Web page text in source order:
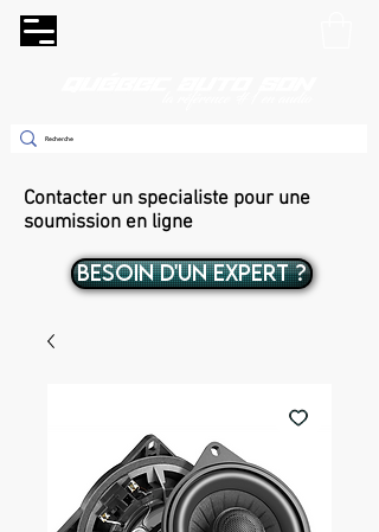
Contacter un specialiste pour une
soumission en ligne
BESOIN D'UN EXPERT ?